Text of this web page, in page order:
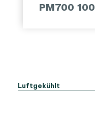
PM700 100
Luftgekühlt